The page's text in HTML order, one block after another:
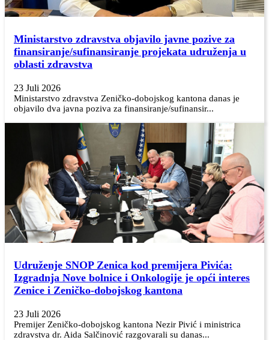
Ministarstvo zdravstva objavilo javne pozive za
finansiranje/sufinansiranje projekata udruženja u
oblasti zdravstva
23 Juli 2026
Ministarstvo zdravstva Zeničko-dobojskog kantona danas je
objavilo dva javna poziva za finansiranje/sufinansir...
Udruženje SNOP Zenica kod premijera Pivića:
Izgradnja Nove bolnice i Onkologije je opći interes
Zenice i Zeničko-dobojskog kantona
23 Juli 2026
Premijer Zeničko-dobojskog kantona Nezir Pivić i ministrica
zdravstva dr. Aida Salčinović razgovarali su danas...